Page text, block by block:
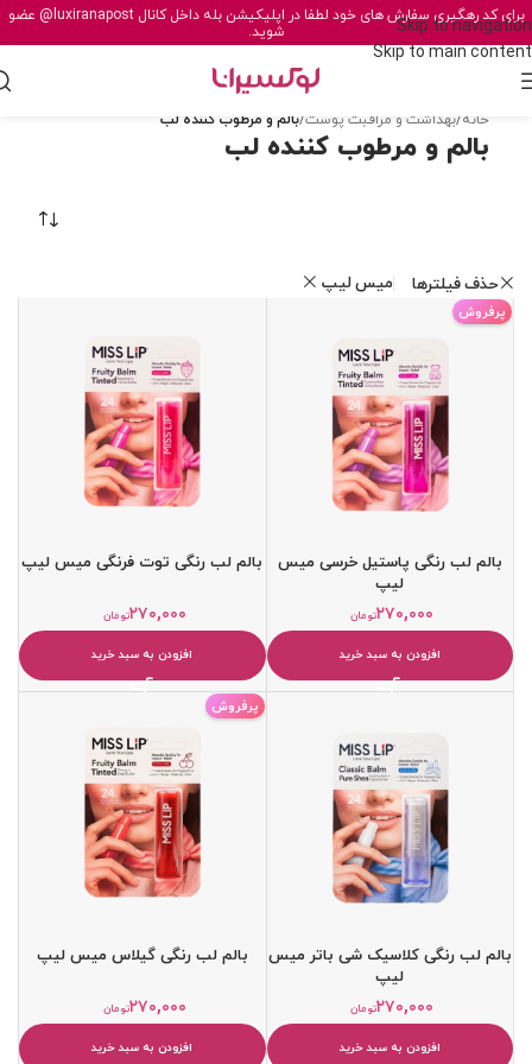
Skip to navigation
Skip to main content
برای کد رهگیری سفارش های خود لطفا در اپلیکیشن بله داخل کانال@luxiranapost عضو
شوید.
خانه/بهداشت و مراقبت پوست/بالم و مرطوب کننده لب
بالم و مرطوب کننده لب
حذف فیلترها میس لیپ
پرفروش
بالم لب رنگی پاستیل خرسی میس
لیپ
تومان۲۷۰,۰۰۰
افزودن به سبد خرید
بالم لب رنگی توت فرنگی میس لیپ
تومان۲۷۰,۰۰۰
افزودن به سبد خرید
بالم لب رنگی کلاسیک شی باتر میس
لیپ
تومان۲۷۰,۰۰۰
افزودن به سبد خرید
پرفروش
بالم لب رنگی گیلاس میس لیپ
تومان۲۷۰,۰۰۰
افزودن به سبد خرید